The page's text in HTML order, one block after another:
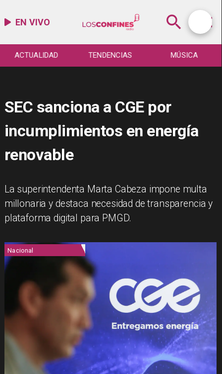
EN VIVO
ACTUALIDAD TENDENCIAS MÚSICA
SEC sanciona a CGE por
incumplimientos en energía
renovable
La superintendenta Marta Cabeza impone multa
millonaria y destaca necesidad de transparencia y
plataforma digital para PMGD.
Nacional